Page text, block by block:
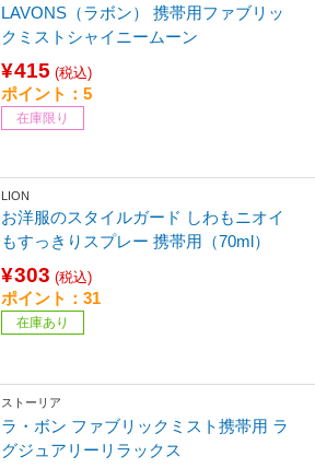
LAVONS（ラボン） 携帯用ファブリッ
クミストシャイニームーン
¥415 (税込)
ポイント：5
在庫限り
LION
お洋服のスタイルガード しわもニオイ
もすっきりスプレー 携帯用（70ml）
¥303 (税込)
ポイント：31
在庫あり
ストーリア
ラ・ボン ファブリックミスト携帯用 ラ
グジュアリーリラックス